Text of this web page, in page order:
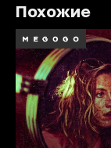
Похожие